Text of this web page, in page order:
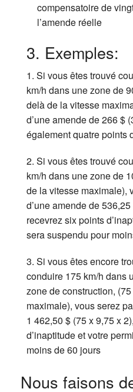
compensatoire de
l’amende réelle
3. Exemples:
1. Si vous êtes trouvé
km/h dans une zone de
delà de la vitesse
d’une amende de 266 $
également quatre points
2. Si vous êtes trouvé
km/h dans une zone de
de la vitesse maximale),
d’une amende de
recevrez six points
sera suspendu pour
3. Si vous êtes encore
conduire 175 km/h dans
zone de construction,
maximale), vous serez
1 462,50 $ (75 x 9,75 x
d’inaptitude et votre
moins de 60 jours
Nous faisons